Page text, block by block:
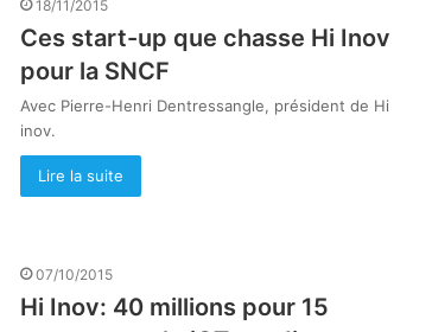
18/11/2015
Ces start-up que chasse Hi Inov
pour la SNCF
Avec Pierre-Henri Dentressangle, président de Hi
inov.
Lire la suite
07/10/2015
Hi Inov: 40 millions pour 15